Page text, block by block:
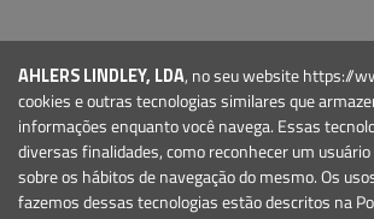
AHLERS LINDLEY, LDA, no seu website https://
cookies e outras tecnologias similares que
informações enquanto você navega. Essas
diversas finalidades, como reconhecer um
sobre os hábitos de navegação do mesmo. Os
fazemos dessas tecnologias estão descritos na
PRODUTOS
Marinas e Portos de Recreio
Sinalização Marítima
CONTACTO
E.:geral@lindley.pt
T.: +351 214 692 024